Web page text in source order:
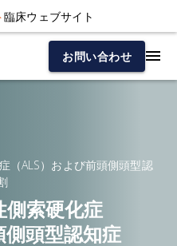
臨床ウェブサイト
お問い合わせ
（ALS）および前頭側頭型認
索硬化症
側頭型認知症